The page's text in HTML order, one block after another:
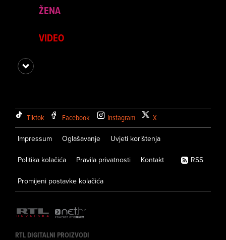
ŽENA
VIDEO
Tiktok Facebook Instagram X
Impressum Oglašavanje Uvjeti korištenja
Politika kolačića Pravila privatnosti Kontakt
Promijeni postavke kolačića
RSS
RTL DIGITALNI PROIZVODI